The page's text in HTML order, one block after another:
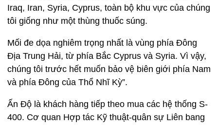
Iraq, Iran, Syria, Cyprus, toàn bộ khu vực của chúng
tôi giống như một thùng thuốc súng.
Mối đe dọa nghiêm trọng nhất là vùng phía Đông
Địa Trung Hải, từ phía Bắc Cyprus và Syria. Vì vậy,
chúng tôi trước hết muốn bảo vệ biên giới phía Nam
và phía Đông của Thổ Nhĩ Kỳ”.
Ấn Độ là khách hàng tiếp theo mua các hệ thống S-
400. Cơ quan Hợp tác Kỹ thuật-quân sự Liên bang